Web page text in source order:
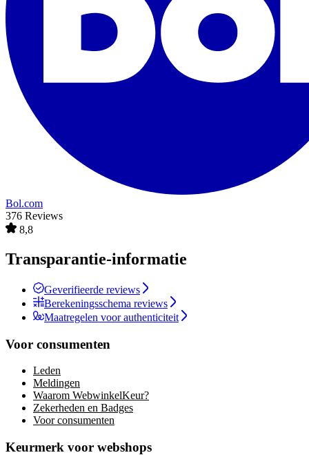
Bol.com
376 Reviews
8,8
Transparantie-informatie
Geverifieerde reviews
Berekeningsschema reviews
Maatregelen voor authenticiteit
Voor consumenten
Leden
Meldingen
Waarom WebwinkelKeur?
Zekerheden en Badges
Voor consumenten
Keurmerk voor webshops